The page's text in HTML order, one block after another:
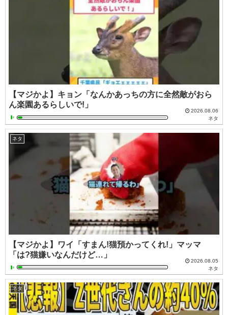
【マジかよ】キョン「なんかあっちの方に全然敵がおら
ん楽園あるらしいで!」
2026.08.06
ネタ
ネタ
【マジかよ】ワイ「すまん!猫預かってくれ!」マッマ
「は?猫嫌いなんだけど…」
2026.08.05
ネタ
ネタ